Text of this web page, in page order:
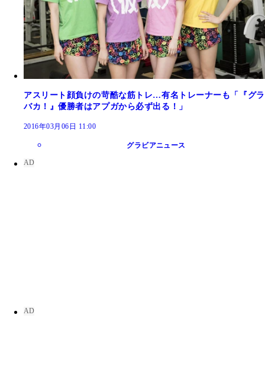
アスリート顔負けの苛酷な筋トレ…有名トレーナーも「『グラ
バカ！』優勝者はアプガから必ず出る！」
2016年03月06日 11:00
グラビアニュース